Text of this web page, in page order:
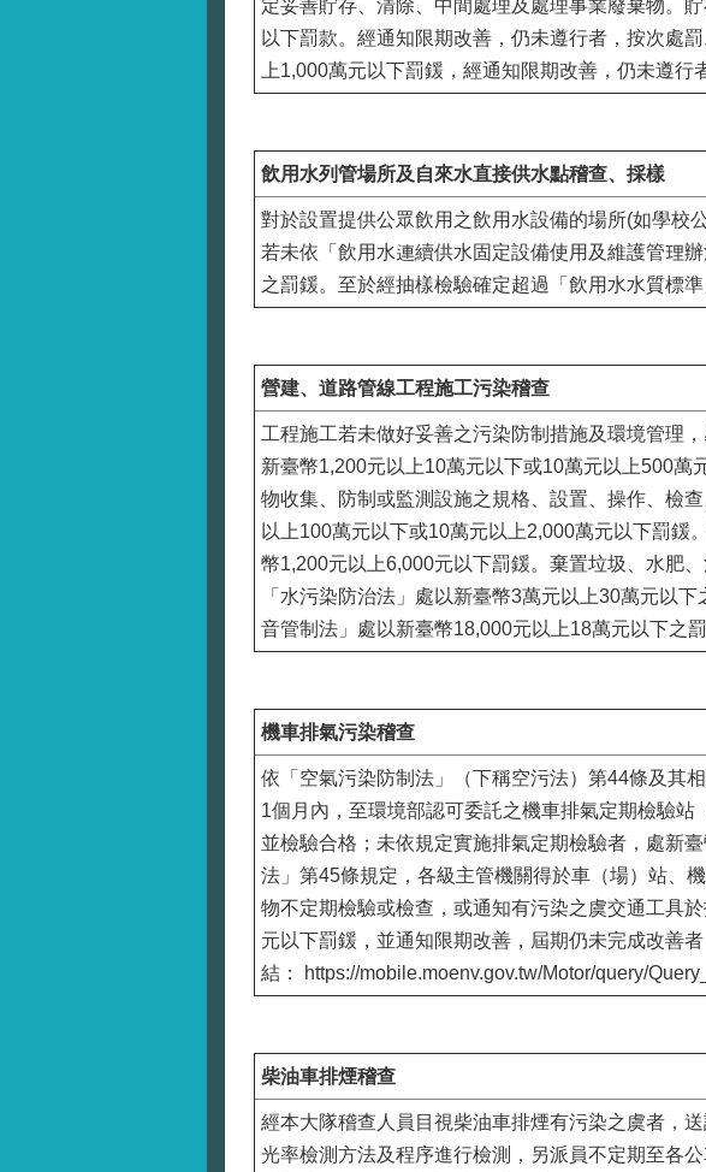
定妥善貯存、清除、中間處理及處理事業廢棄物。
以下罰款。經通知限期改善，仍未遵行者，按次處
上1,000萬元以下罰鍰，經通知限期改善，仍未遵行
飲用水列管場所及自來水直接供水點稽查、採樣
對於設置提供公眾飲用之飲用水設備的場所(如學校
若未依「飲用水連續供水固定設備使用及維護管理
之罰鍰。至於經抽樣檢驗確定超過「飲用水水質標
營建、道路管線工程施工污染稽查
工程施工若未做好妥善之污染防制措施及環境管理
新臺幣1,200元以上10萬元以下或10萬元以上500
物收集、防制或監測設施之規格、設置、操作、檢
以上100萬元以下或10萬元以上2,000萬元以下罰鍰
幣1,200元以上6,000元以下罰鍰。棄置垃圾、水肥
「水污染防治法」處以新臺幣3萬元以上30萬元以
音管制法」處以新臺幣18,000元以上18萬元以下之罰
機車排氣污染稽查
依「空氣污染防制法」（下稱空污法）第44條及其
1個月內，至環境部認可委託之機車排氣定期檢驗站
並檢驗合格；未依規定實施排氣定期檢驗者，處新
法」第45條規定，各級主管機關得於車（場）站、
物不定期檢驗或檢查，或通知有污染之虞交通工具
元以下罰鍰，並通知限期改善，屆期仍未完成改善
結： https://mobile.moenv.gov.tw/Motor/query/
柴油車排煙稽查
經本大隊稽查人員目視柴油車排煙有污染之虞者，
光率檢測方法及程序進行檢測，另派員不定期至各